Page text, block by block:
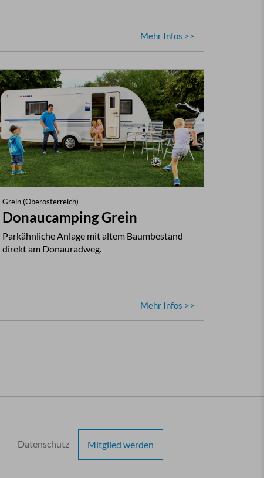
Mehr Infos >>
Grein (Oberösterreich)
Donaucamping Grein
Parkähnliche Anlage mit altem Baumbestand
direkt am Donauradweg.
Mehr Infos >>
Datenschutz Mitglied werden